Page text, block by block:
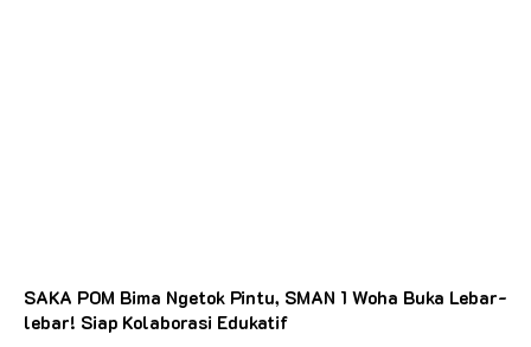
SAKA POM Bima Ngetok Pintu, SMAN 1 Woha Buka Lebar-
lebar! Siap Kolaborasi Edukatif